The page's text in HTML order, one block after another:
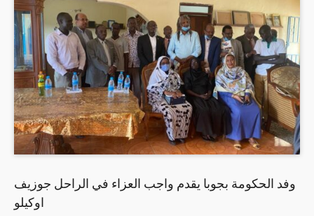
وفد الحكومة بجوبا يقدم واجب العزاء في الراحل جوزيف
اوكيلو